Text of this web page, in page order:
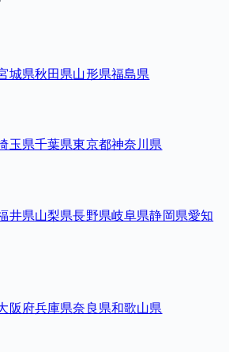
城県秋田県山形県福島県
玉県千葉県東京都神奈川県
井県山梨県長野県岐阜県静岡県愛知
阪府兵庫県奈良県和歌山県